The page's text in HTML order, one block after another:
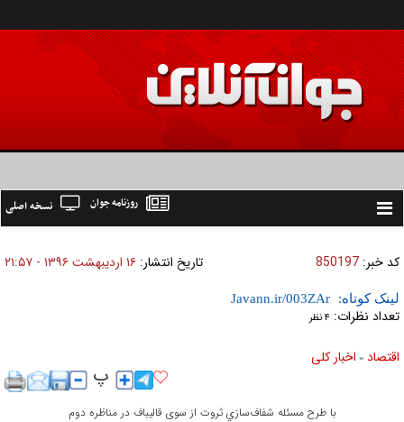
Toggle
نسخه اصلی روزنامه جوان
کد خبر: 850197 تاریخ انتشار: ۱۶ ارديبهشت ۱۳۹۶ - ۲۱:۵۷
لینک کوتاه:
تعداد نظرات: ۴ نظر
اقتصاد » اخبار کلی
با طرح مسئله شفاف‌سازي ثروت از سوی قالیباف در مناظره دوم